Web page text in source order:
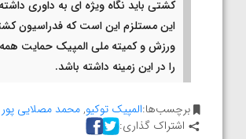
کشتی باید نگاه ویژه ای به داوری
این مستلزم این است که فدراسیون
ورزش و کمیته ملی المپیک حمایت همه
را در این زمینه داشته باشد.
برچسب‌ها:المپیک توکیو,محمد مصلایی پور
اشتراک گذاری: